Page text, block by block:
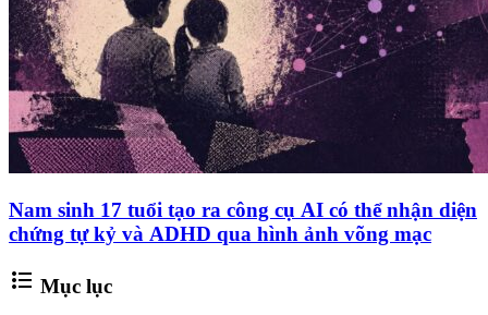
Nam sinh 17 tuổi tạo ra công cụ AI có thể nhận diện
chứng tự kỷ và ADHD qua hình ảnh võng mạc
format_list_bulleted Mục lục